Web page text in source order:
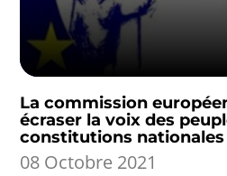
La commission
écraser la voix des
constitutions nationales
08 Octobre 2021